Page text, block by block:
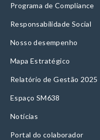
Programa de Compliance
Responsabilidade Social
Nosso desempenho
Mapa Estratégico
Relatório de Gestão 2025
Espaço SM638
Notícias
Portal do colaborador